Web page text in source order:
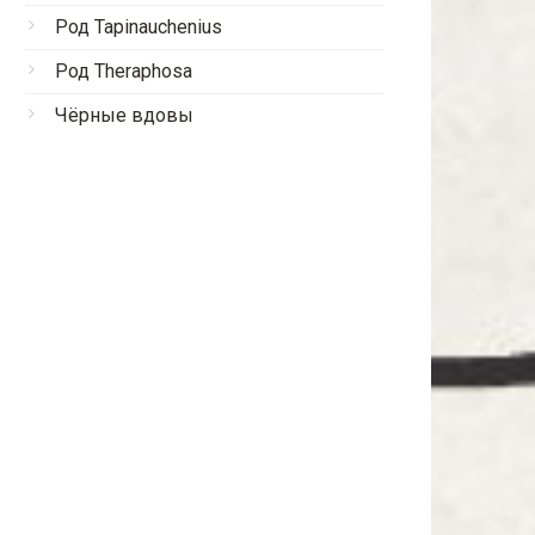
Род Tapinauchenius
Род Theraphosa
Чёрные вдовы